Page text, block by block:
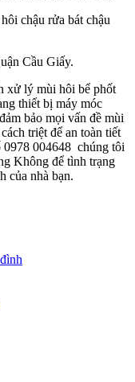
chậu rửa bát chậu
Cầu Giấy.
xử lý mùi hôi bể phốt
thiết bị máy móc
bảo mọi vấn đề mùi
triệt để an toàn tiết
0978 004648 chúng tôi
Không để tình trạng
của nhà bạn.